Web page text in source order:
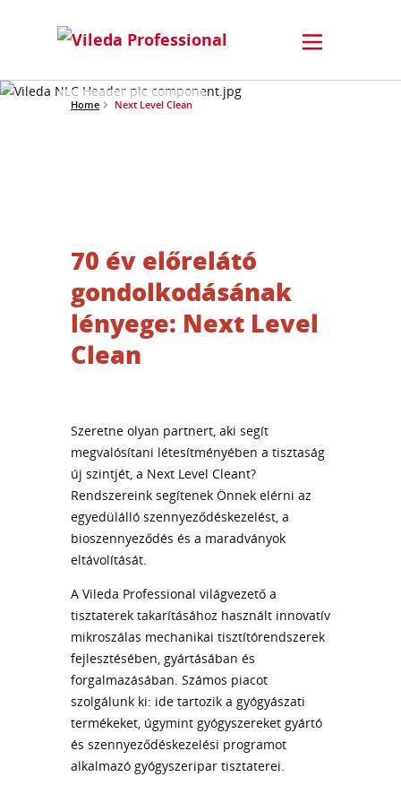
Home Next Level Clean
70 év előrelátó
gondolkodásának
lényege: Next Level
Clean
Szeretne olyan partnert, aki segít
megvalósítani létesítményében a tisztaság
új szintjét, a Next Level Cleant?
Rendszereink segítenek Önnek elérni az
egyedülálló szennyeződéskezelést, a
bioszennyeződés és a maradványok
eltávolítását.
A Vileda Professional világvezető a
tisztaterek takarításához használt innovatív
mikroszálas mechanikai tisztítórendszerek
fejlesztésében, gyártásában és
forgalmazásában. Számos piacot
szolgálunk ki: ide tartozik a gyógyászati
termékeket, úgymint gyógyszereket gyártó
és szennyeződéskezelési programot
alkalmazó gyógyszeripar tisztaterei.